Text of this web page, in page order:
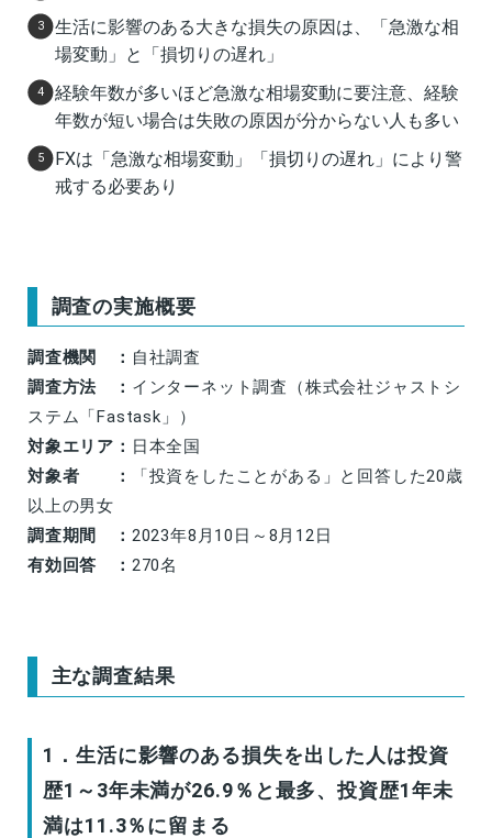
生活に影響のある大きな損失の原因は、「急激な相
場変動」と「損切りの遅れ」
経験年数が多いほど急激な相場変動に要注意、経験
年数が短い場合は失敗の原因が分からない人も多い
FXは「急激な相場変動」「損切りの遅れ」により警
戒する必要あり
調査の実施概要
調査機関 ： 自社調査
調査方法 ： インターネット調査（株式会社ジャストシ
ステム「Fastask」）
対象エリア： 日本全国
対象者 ：
「投資をしたことがある」と回答した20歳
以上の男女
調査期間 ： 2023年8月10日～8月12日
有効回答 ： 270名
主な調査結果
1．生活に影響のある損失を出した人は投資
歴1～3年未満が26.9％と最多、投資歴1年未
満は11.3％に留まる